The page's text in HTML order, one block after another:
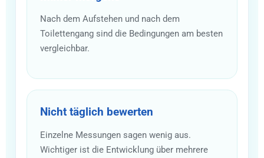
Nach dem Aufstehen und nach dem
Toilettengang sind die Bedingungen am besten
vergleichbar.
Nicht täglich bewerten
Einzelne Messungen sagen wenig aus.
Wichtiger ist die Entwicklung über mehrere